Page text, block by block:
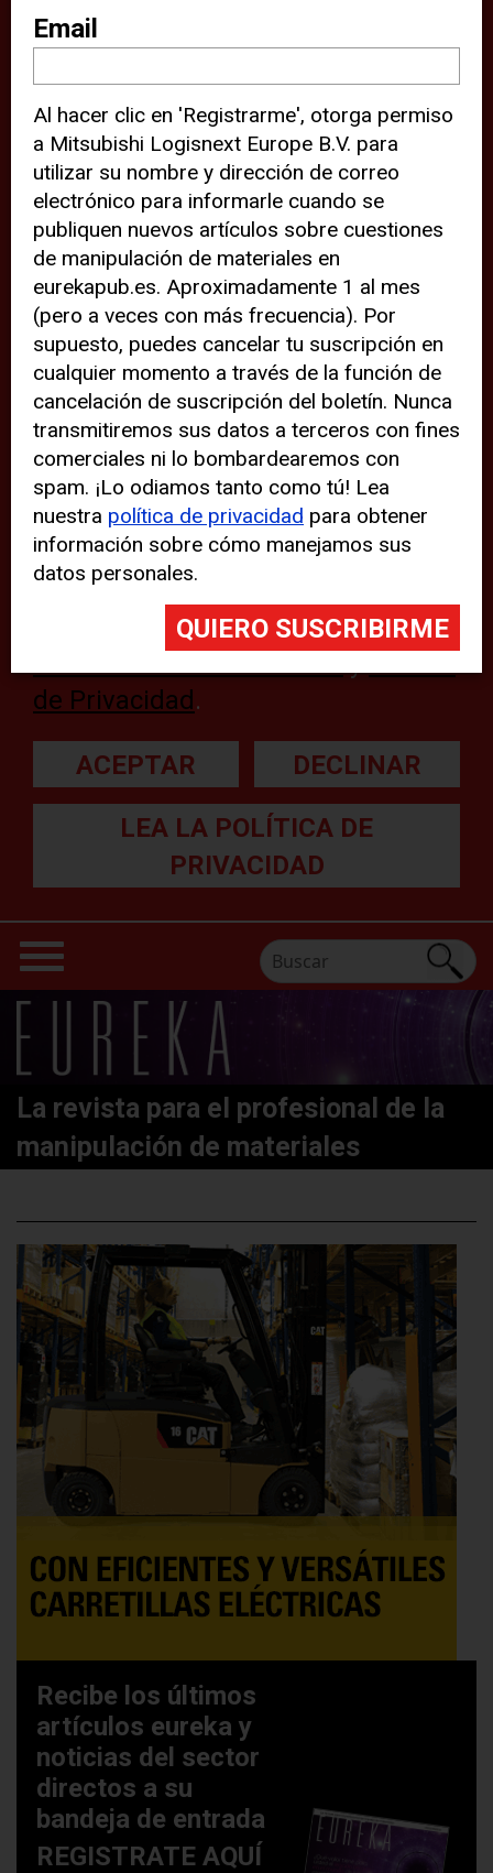
sitio web (por ejemplo, ofreciéndole
información de ubicación). Estas
terceras partes también definen
cookies en su dispositivo y pueden
rastrear su comportamiento en
internet. Al hacer clic en “Aceptar”,
significa que está de acuerdo con el
uso de cookies analíticas y de
terceros para tener una experiencia
óptima en nuestro sitio web. Si
elige “Declinar” el uso de cookies
analíticas y de terceros, evitará que
terceras partes rastreen su
comportamiento en nuestro sitio
web, aunque pueden aparecer
problemas técnicos con el sitio
web. Para obtener más
información, lea nuestra
de Privacidad .
ACEPTAR DECLINAR
LEA LA POLÍTICA DE
PRIVACIDAD
La revista para el profesional de la
manipulación de materiales
Recibe los últimos
artículos eureka y
noticias del sector
directos a su
bandeja de entrada
REGISTRATE AQUÍ
Email
Al hacer clic en 'Registrarme', otorga permiso
a Mitsubishi Logisnext Europe B.V. para
utilizar su nombre y dirección de correo
electrónico para informarle cuando se
publiquen nuevos artículos sobre cuestiones
de manipulación de materiales en
eurekapub.es. Aproximadamente 1 al mes
(pero a veces con más frecuencia). Por
supuesto, puedes cancelar tu suscripción en
cualquier momento a través de la función de
cancelación de suscripción del boletín. Nunca
transmitiremos sus datos a terceros con fines
comerciales ni lo bombardearemos con
spam. ¡Lo odiamos tanto como tú! Lea
nuestra política de privacidad para obtener
información sobre cómo manejamos sus
datos personales.